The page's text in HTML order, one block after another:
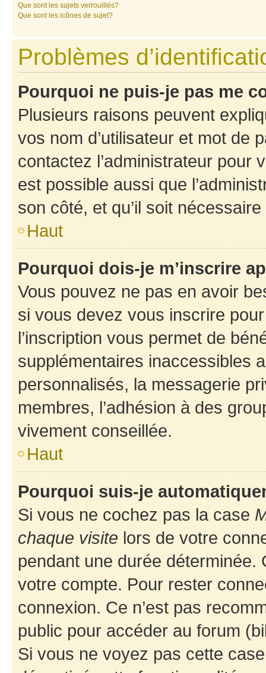
Que sont les sujets verrouillés?
Que sont les icônes de sujet?
Problèmes
Pourquoi ne puis-je pas me
Plusieurs raisons peuvent
vos nom d’utilisateur et mot de
contactez l’administrateur pour
est possible aussi que
son côté, et qu’il soit
Haut
Pourquoi dois-je m’inscrire
Vous pouvez ne pas en avoir
si vous devez vous inscrire
l’inscription vous permet de
supplémentaires inaccessibles
personnalisés, la messagerie
membres, l’adhésion à des
vivement conseillée.
Haut
Pourquoi suis-je
Si vous ne cochez pas la case
chaque visite lors de votre
pendant une durée déterminée.
votre compte. Pour rester
connexion. Ce n’est pas
public pour accéder au forum
Si vous ne voyez pas cette